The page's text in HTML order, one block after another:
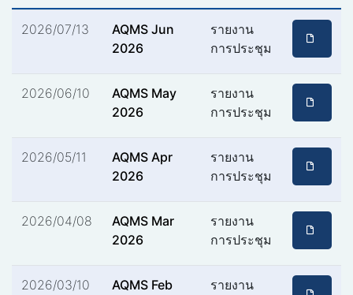
2026/07/13
AQMS Jun
2026
รายงาน
การประชุม
2026/06/10
AQMS May
2026
รายงาน
การประชุม
2026/05/11
AQMS Apr
2026
รายงาน
การประชุม
2026/04/08
AQMS Mar
2026
รายงาน
การประชุม
2026/03/10
AQMS Feb
รายงาน